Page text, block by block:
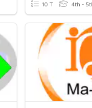
10 T 4th -